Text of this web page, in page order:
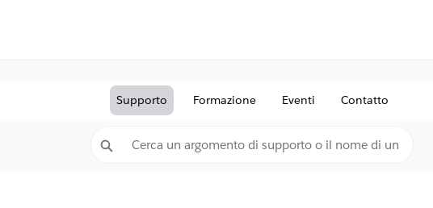
Supporto Formazione Eventi Contatto